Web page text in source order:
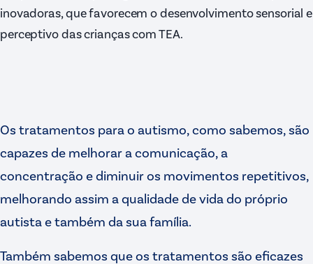
inovadoras, que favorecem o desenvolvimento sensorial e
perceptivo das crianças com TEA.
Os tratamentos para o autismo, como sabemos, são
capazes de melhorar a comunicação, a
concentração e diminuir os movimentos repetitivos,
melhorando assim a qualidade de vida do próprio
autista e também da sua família.
Também sabemos que os tratamentos são eficazes